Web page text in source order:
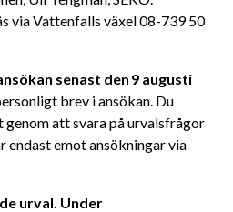
via Vattenfalls växel 08-739 50
senast den 9 augusti
brev i ansökan. Du
att svara på urvalsfrågor
endast emot ansökningar via
urval. Under